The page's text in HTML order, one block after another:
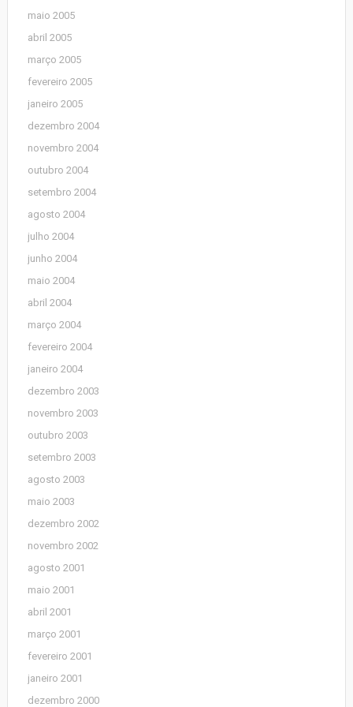
maio 2005
abril 2005
março 2005
fevereiro 2005
janeiro 2005
dezembro 2004
novembro 2004
outubro 2004
setembro 2004
agosto 2004
julho 2004
junho 2004
maio 2004
abril 2004
março 2004
fevereiro 2004
janeiro 2004
dezembro 2003
novembro 2003
outubro 2003
setembro 2003
agosto 2003
maio 2003
dezembro 2002
novembro 2002
agosto 2001
maio 2001
abril 2001
março 2001
fevereiro 2001
janeiro 2001
dezembro 2000